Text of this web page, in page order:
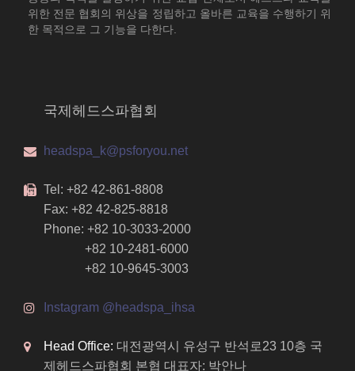
위한 전문 협회의 위상을 정립하고 올바른 교육을 수행하기 위
한 목적으로 그 기능을 다한다.
국제헤드스파협회
headspa_k@psforyou.net
Tel: +82 42-861-8808
Fax: +82 42-825-8818
Phone: +82 10-3033-2000
+82 10-2481-6000
+82 10-9645-3003
Instagram @headspa_ihsa
Head Office: 대전광역시 유성구 반석로23 10층 국
제헤드스파협회 본협 대표자: 박안나